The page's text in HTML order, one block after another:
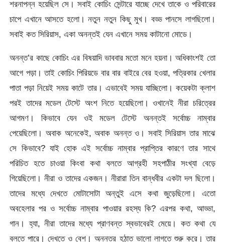
শরনাপন্ন হয়েছিল সে। সবাই কোচিং সেন্টারে যাচ্ছে দেখে তাকে ও পরিবারের
চাপে এখানে আসতে হলো। নতুন নতুন কিছু মুখ। বড্ড পানসে লাগছিলো।
সবাই কত সিরিয়াস, একা অনন্তই যেন এখানে সময় কাটানো মোডে।
অনন্ত’র কাছে কোচিং এর বিষয়াদি ভাববার মতো মনে হয়না। অধিকাংশই তো
আগে পড়া। তাই কোচিং পিরিয়ডে বার বার বাইরে বের হওয়া, পত্রিকার খেলার
পাতা পড়া নিয়েই সময় কাটে তার। এভাবেই সময় যাচ্ছিলো। কয়েকটা ক্লাশ
পরই তাদের মডেল টেস্টে অংশ নিতে হয়েছিলো। ওখানেই নীরা চরিত্রের
আগমণ। কিভাবে যেন ওই মডেল টেস্টে অনন্তই সর্বোচ্চ নাম্বার
পেয়েছিলো। অবাক অনেকেই, অবাক অনন্ত ও। সবাই সিরিয়াস তার মাঝে
সে কিভাবে? যাই হোক এই সর্বোচ্চ নাম্বার প্রাপ্তির কারণে তার সাথে
পরিচিত হতে চাওয়া কিংবা কথা বলতে আগ্রহী সহপাঠীর সংখ্যা বেড়ে
গিয়েছিলো। নীরা ও তাদের একজন। নীরারা তিন বান্ধবীর একটা দল ছিলো।
তাদের মধ্যে দেখতে মোটাসোটা অন্তুই এসে কথা জুড়েছিলো। এতো
অবহেলার পর ও সর্বোচ্চ নাম্বার পাওয়ার রহস্য কি? এরপর কথা, আড্ডা,
গান। হ্যা, নীরা তাদের মধ্যে প্রাণবন্ত স্বভাবেরই মেয়ে। কত কথা যে
বলতে পারে। দেখতে ও বেশ। অনন্তর হঠাত ভালো লাগতে শুরু করে। তার